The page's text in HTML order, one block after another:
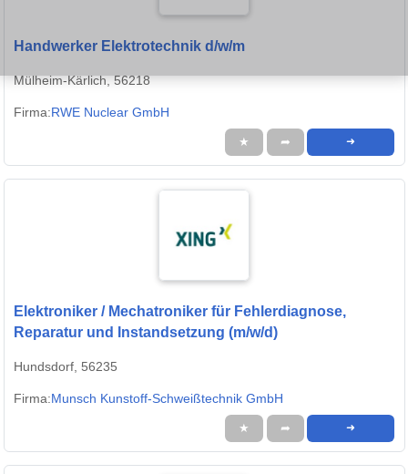
Handwerker Elektrotechnik d/w/m
Mülheim-Kärlich, 56218
Firma:RWE Nuclear GmbH
★ ➦ ➜
Elektroniker / Mechatroniker für Fehlerdiagnose,
Reparatur und Instandsetzung (m/w/d)
Hundsdorf, 56235
Firma:Munsch Kunstoff-Schweißtechnik GmbH
★ ➦ ➜